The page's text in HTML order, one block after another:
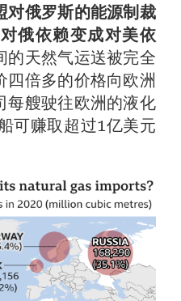
对俄罗斯的能源制裁
俄依赖变成对美依
的天然气运送被完全
四倍多的价格向欧洲
每艘驶往欧洲的液化
可赚取超过1亿美元